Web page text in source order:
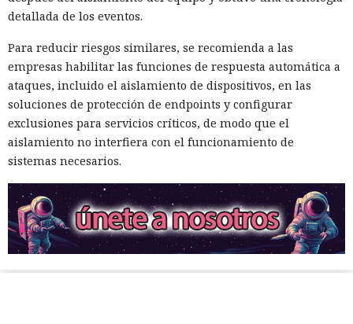
detallada de los eventos.
Para reducir riesgos similares, se recomienda a las
empresas habilitar las funciones de respuesta automática a
ataques, incluido el aislamiento de dispositivos, en las
soluciones de protección de endpoints y configurar
exclusiones para servicios críticos, de modo que el
aislamiento no interfiera con el funcionamiento de
sistemas necesarios.